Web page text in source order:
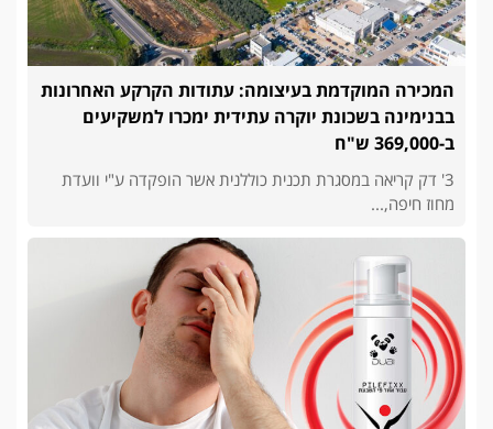
המכירה המוקדמת בעיצומה: עתודות הקרקע האחרונות
בבנימינה בשכונת יוקרה עתידית ימכרו למשקיעים
ב-369,000 ש"ח
3' דק קריאה במסגרת תכנית כוללנית אשר הופקדה ע"י וועדת
מחוז חיפה,...